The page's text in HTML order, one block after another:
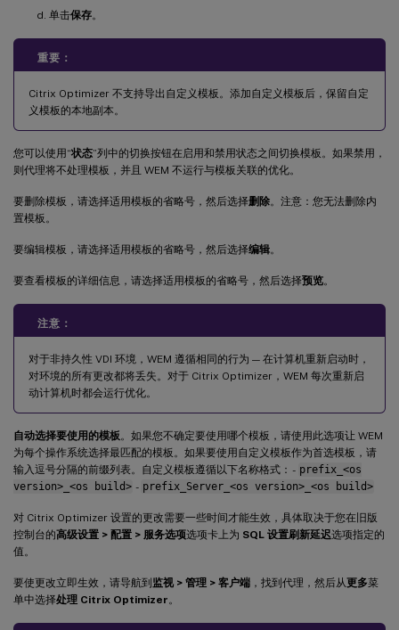
单击保存。
重要：
Citrix Optimizer 不支持导出自定义模板。添加自定义模板后，保留自定
义模板的本地副本。
您可以使用“状态”列中的切换按钮在启用和禁用状态之间切换模板。如果禁用，
则代理将不处理模板，并且 WEM 不运行与模板关联的优化。
要删除模板，请选择适用模板的省略号，然后选择删除。注意：您无法删除内
置模板。
要编辑模板，请选择适用模板的省略号，然后选择编辑。
要查看模板的详细信息，请选择适用模板的省略号，然后选择预览。
注意：
对于非持久性 VDI 环境，WEM 遵循相同的行为 — 在计算机重新启动时，
对环境的所有更改都将丢失。对于 Citrix Optimizer，WEM 每次重新启
动计算机时都会运行优化。
自动选择要使用的模板 。如果您不确定要使用哪个模板，请使用此选项让 WEM
为每个操作系统选择最匹配的模板。如果要使用自定义模板作为首选模板，请
输入逗号分隔的前缀列表。自定义模板遵循以下名称格式： - prefix_<os
version>_<os build> - prefix_Server_<os version>_<os build>
对 Citrix Optimizer 设置的更改需要一些时间才能生效，具体取决于您在旧版
控制台的高级设置 > 配置 > 服务选项选项卡上为 SQL 设置刷新延迟选项指定的
值。
要使更改立即生效，请导航到监视 > 管理 > 客户端 ，找到代理，然后从更多菜
单中选择处理 Citrix Optimizer 。